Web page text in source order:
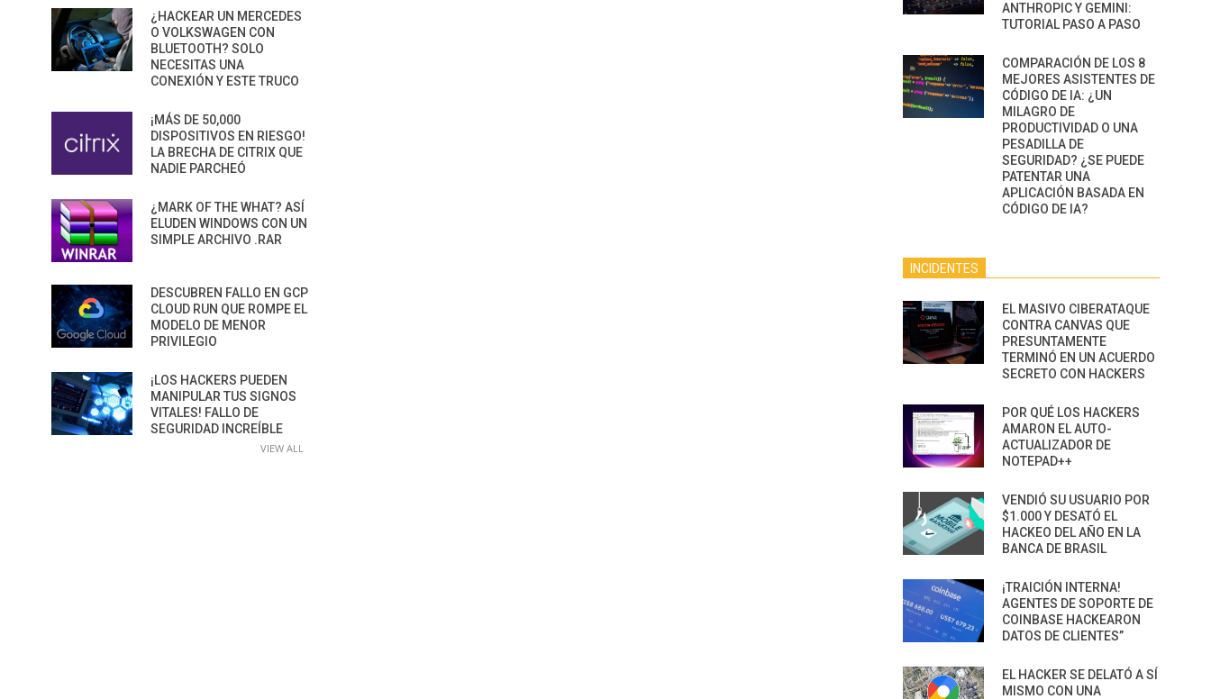
¿HACKEAR UN MERCEDES
O VOLKSWAGEN CON
BLUETOOTH? SOLO
NECESITAS UNA
CONEXIÓN Y ESTE TRUCO
¡MÁS DE 50,000
DISPOSITIVOS EN RIESGO!
LA BRECHA DE CITRIX QUE
NADIE PARCHEÓ
¿MARK OF THE WHAT? ASÍ
ELUDEN WINDOWS CON UN
SIMPLE ARCHIVO .RAR
DESCUBREN FALLO EN GCP
CLOUD RUN QUE ROMPE EL
MODELO DE MENOR
PRIVILEGIO
¡LOS HACKERS PUEDEN
MANIPULAR TUS SIGNOS
VITALES! FALLO DE
SEGURIDAD INCREÍBLE
VIEW ALL
ANTHROPIC Y GEMINI:
TUTORIAL PASO A PASO
COMPARACIÓN DE LOS 8
MEJORES ASISTENTES DE
CÓDIGO DE IA: ¿UN
MILAGRO DE
PRODUCTIVIDAD O UNA
PESADILLA DE
SEGURIDAD? ¿SE PUEDE
PATENTAR UNA
APLICACIÓN BASADA EN
CÓDIGO DE IA?
INCIDENTES
EL MASIVO CIBERATAQUE
CONTRA CANVAS QUE
PRESUNTAMENTE
TERMINÓ EN UN ACUERDO
SECRETO CON HACKERS
POR QUÉ LOS HACKERS
AMARON EL AUTO-
ACTUALIZADOR DE
NOTEPAD++
VENDIÓ SU USUARIO POR
$1.000 Y DESATÓ EL
HACKEO DEL AÑO EN LA
BANCA DE BRASIL
¡TRAICIÓN INTERNA!
AGENTES DE SOPORTE DE
COINBASE HACKEARON
DATOS DE CLIENTES”
EL HACKER SE DELATÓ A SÍ
MISMO CON UNA